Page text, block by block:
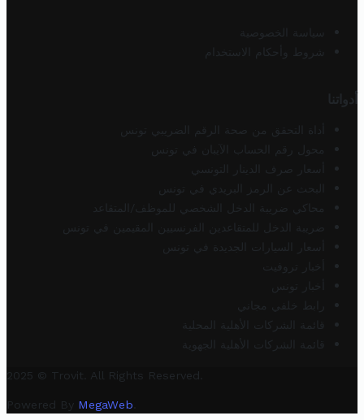
سياسة الخصوصية
شروط وأحكام الاستخدام
أدواتنا
أداة التحقق من صحة الرقم الضريبي تونس
محول رقم الحساب الآيبان في تونس
أسعار صرف الدينار التونسي
البحث عن الرمز البريدي في تونس
محاكي ضريبة الدخل الشخصي للموظف/المتقاعد
ضريبة الدخل للمتقاعدين الفرنسيين المقيمين في تونس
أسعار السيارات الجديدة في تونس
أخبار تروفيت
أخبار تونس
رابط خلفي مجاني
قائمة الشركات الأهلية المحلية
قائمة الشركات الأهلية الجهوية
2025 © Trovit. All Rights Reserved.
Powered By MegaWeb